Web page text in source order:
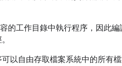
的工作目錄中執行程序，因此
以自由存取檔案系統中的所有